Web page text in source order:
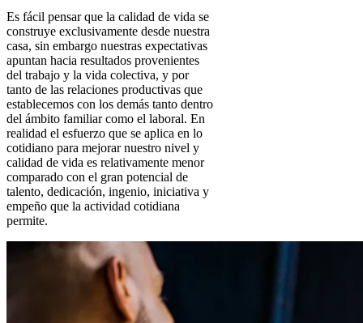
Es fácil pensar que la calidad de vida se
construye exclusivamente desde nuestra
casa, sin embargo nuestras expectativas
apuntan hacia resultados provenientes
del trabajo y la vida colectiva, y por
tanto de las relaciones productivas que
establecemos con los demás tanto dentro
del ámbito familiar como el laboral. En
realidad el esfuerzo que se aplica en lo
cotidiano para mejorar nuestro nivel y
calidad de vida es relativamente menor
comparado con el gran potencial de
talento, dedicación, ingenio, iniciativa y
empeño que la actividad cotidiana
permite.